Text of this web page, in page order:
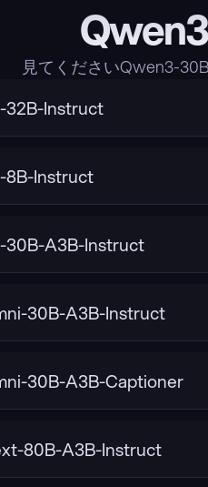
見てくださいQwen3-
Instruct
Instruct
30B-A3B-Instruct
30B-A3B-Instruct
30B-A3B-Captioner
80B-A3B-Instruct